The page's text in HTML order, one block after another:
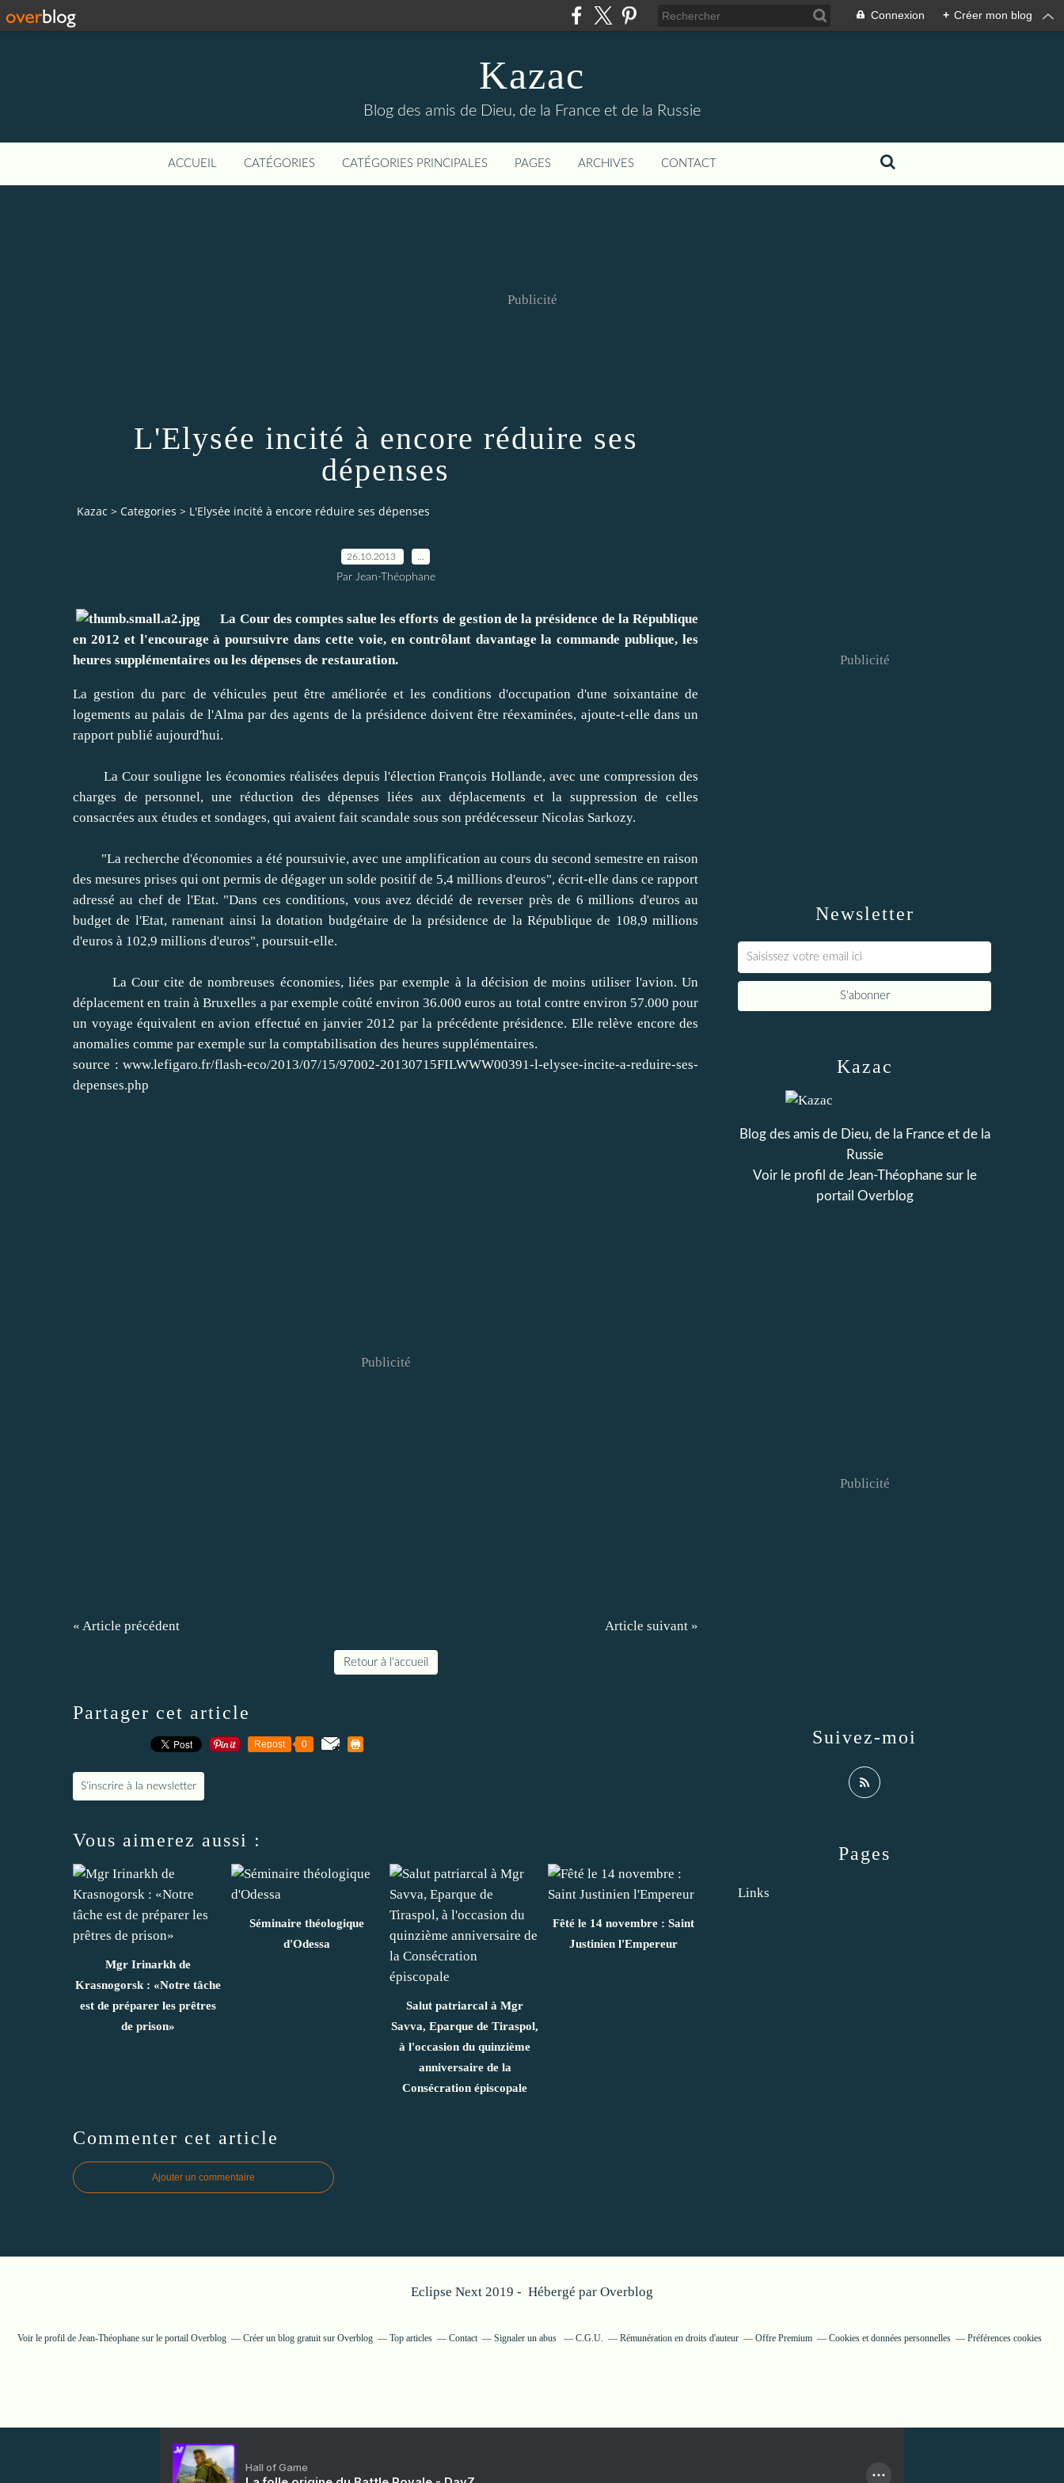
Connexion + Créer mon blog
Kazac
Blog des amis de Dieu, de la France et de la Russie
ACCUEIL CATÉGORIES CATÉGORIES PRINCIPALES PAGES ARCHIVES CONTACT
Publicité
L'Elysée incité à encore réduire ses
dépenses
Kazac > Categories > L'Elysée incité à encore réduire ses dépenses
26.10.2013
Par Jean-Théophane
La Cour des comptes salue les efforts de gestion de la présidence de la République
en 2012 et l'encourage à poursuivre dans cette voie, en contrôlant davantage la commande publique, les
heures supplémentaires ou les dépenses de restauration.
La gestion du parc de véhicules peut être améliorée et les conditions d'occupation d'une soixantaine de
logements au palais de l'Alma par des agents de la présidence doivent être réexaminées, ajoute-t-elle dans un
rapport publié aujourd'hui.
La Cour souligne les économies réalisées depuis l'élection François Hollande, avec une compression des
charges de personnel, une réduction des dépenses liées aux déplacements et la suppression de celles
consacrées aux études et sondages, qui avaient fait scandale sous son prédécesseur Nicolas Sarkozy.
"La recherche d'économies a été poursuivie, avec une amplification au cours du second semestre en raison
des mesures prises qui ont permis de dégager un solde positif de 5,4 millions d'euros", écrit-elle dans ce rapport
adressé au chef de l'Etat. "Dans ces conditions, vous avez décidé de reverser près de 6 millions d'euros au
budget de l'Etat, ramenant ainsi la dotation budgétaire de la présidence de la République de 108,9 millions
d'euros à 102,9 millions d'euros", poursuit-elle.
La Cour cite de nombreuses économies, liées par exemple à la décision de moins utiliser l'avion. Un
déplacement en train à Bruxelles a par exemple coûté environ 36.000 euros au total contre environ 57.000 pour
un voyage équivalent en avion effectué en janvier 2012 par la précédente présidence. Elle relève encore des
anomalies comme par exemple sur la comptabilisation des heures supplémentaires.
source : www.lefigaro.fr/flash-eco/2013/07/15/97002-20130715FILWWW00391-l-elysee-incite-a-reduire-ses-
depenses.php
Publicité
« Article précédent Article suivant »
Retour à l'accueil
Partager cet article
Repost 0
S'inscrire à la newsletter
Vous aimerez aussi :
Mgr Irinarkh de
Krasnogorsk : «Notre tâche
est de préparer les prêtres
de prison»
Séminaire théologique
d'Odessa
Salut patriarcal à Mgr
Savva, Eparque de Tiraspol,
à l'occasion du quinzième
anniversaire de la
Consécration épiscopale
Fêté le 14 novembre : Saint
Justinien l'Empereur
Commenter cet article
Ajouter un commentaire
Newsletter
Publicité
Pages
Links
Kazac
Blog des amis de Dieu, de la France et de la
Russie
Voir le profil de Jean-Théophanesur le
portail Overblog
Suivez-moi
Publicité
Eclipse Next 2019 - Hébergé par Overblog
Voir le profil de Jean-Théophane sur le portail Overblog Créer un blog gratuit sur Overblog Top articles Contact Signaler un abus C.G.U. Rémunération en droits d'auteur Offre Premium Cookies et données personnelles Préférences cookies
Hall of Game